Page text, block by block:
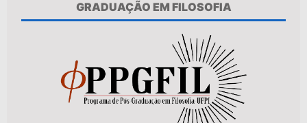
GRADUAÇÃO EM FILOSOFIA